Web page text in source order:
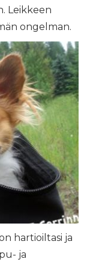
Leikkeen
ongelman.
hartioiltasi ja
ja